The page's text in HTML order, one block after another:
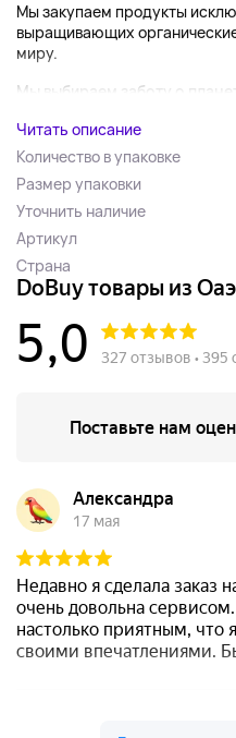
Мы закупаем продукты
выращивающих
миру.
Мы выбираем заботу о
Читать описание
Количество в упаковке
Размер упаковки
Уточнить наличие
Артикул
Страна